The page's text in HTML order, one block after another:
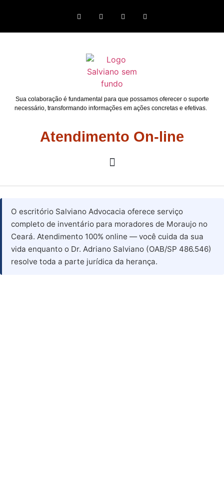
Sua colaboração é fundamental para que possamos oferecer o suporte
necessário, transformando informações em ações concretas e efetivas.
Atendimento On-line
O escritório Salviano Advocacia oferece serviço
completo de inventário para moradores de Moraujo no
Ceará. Atendimento 100% online — você cuida da sua
vida enquanto o Dr. Adriano Salviano (OAB/SP 486.546)
resolve toda a parte jurídica da herança.